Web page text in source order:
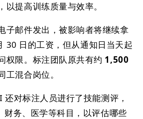
以提高训练质量与效率。
子邮件发出，被影响者将继续拿
30 日的工资，但从通知日当天起
权限。标注团队原共有约 1,500
工混合岗位。
对标注人员进行了技能测评，
财务、医学等科目，以评估哪些